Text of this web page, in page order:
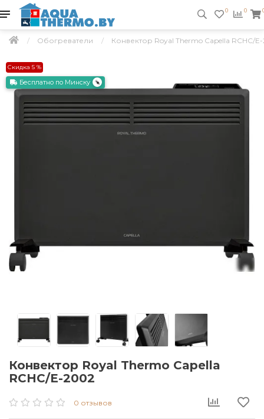
0 0
Обогреватели Конвектор Royal Thermo Capella RCHC/
Скидка 5 %
Бесплатно по Минску
Конвектор Royal Thermo Capella
RCHC/E-2002
0 отзывов